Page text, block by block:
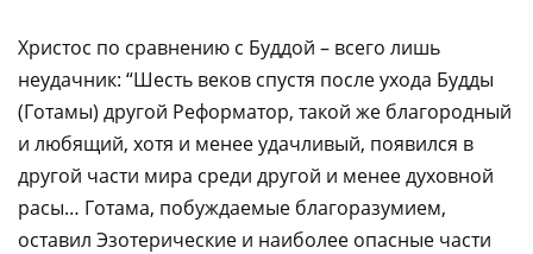
Христос по сравнению с Буддой – всего лишь
неудачник: “Шесть веков спустя после ухода Будды
(Готамы) другой Реформатор, такой же благородный
и любящий, хотя и менее удачливый, появился в
другой части мира среди другой и менее духовной
расы… Готама, побуждаемые благоразумием,
оставил Эзотерические и наиболее опасные части